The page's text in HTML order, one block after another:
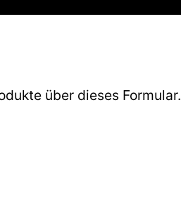
über dieses Formular.